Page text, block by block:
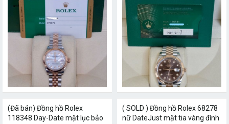
(Đã bán) Đồng hồ Rolex
118348 Day-Date mặt lục bảo
( SOLD ) Đồng hồ Rolex 68278
nữ DateJust mặt tia vàng đính